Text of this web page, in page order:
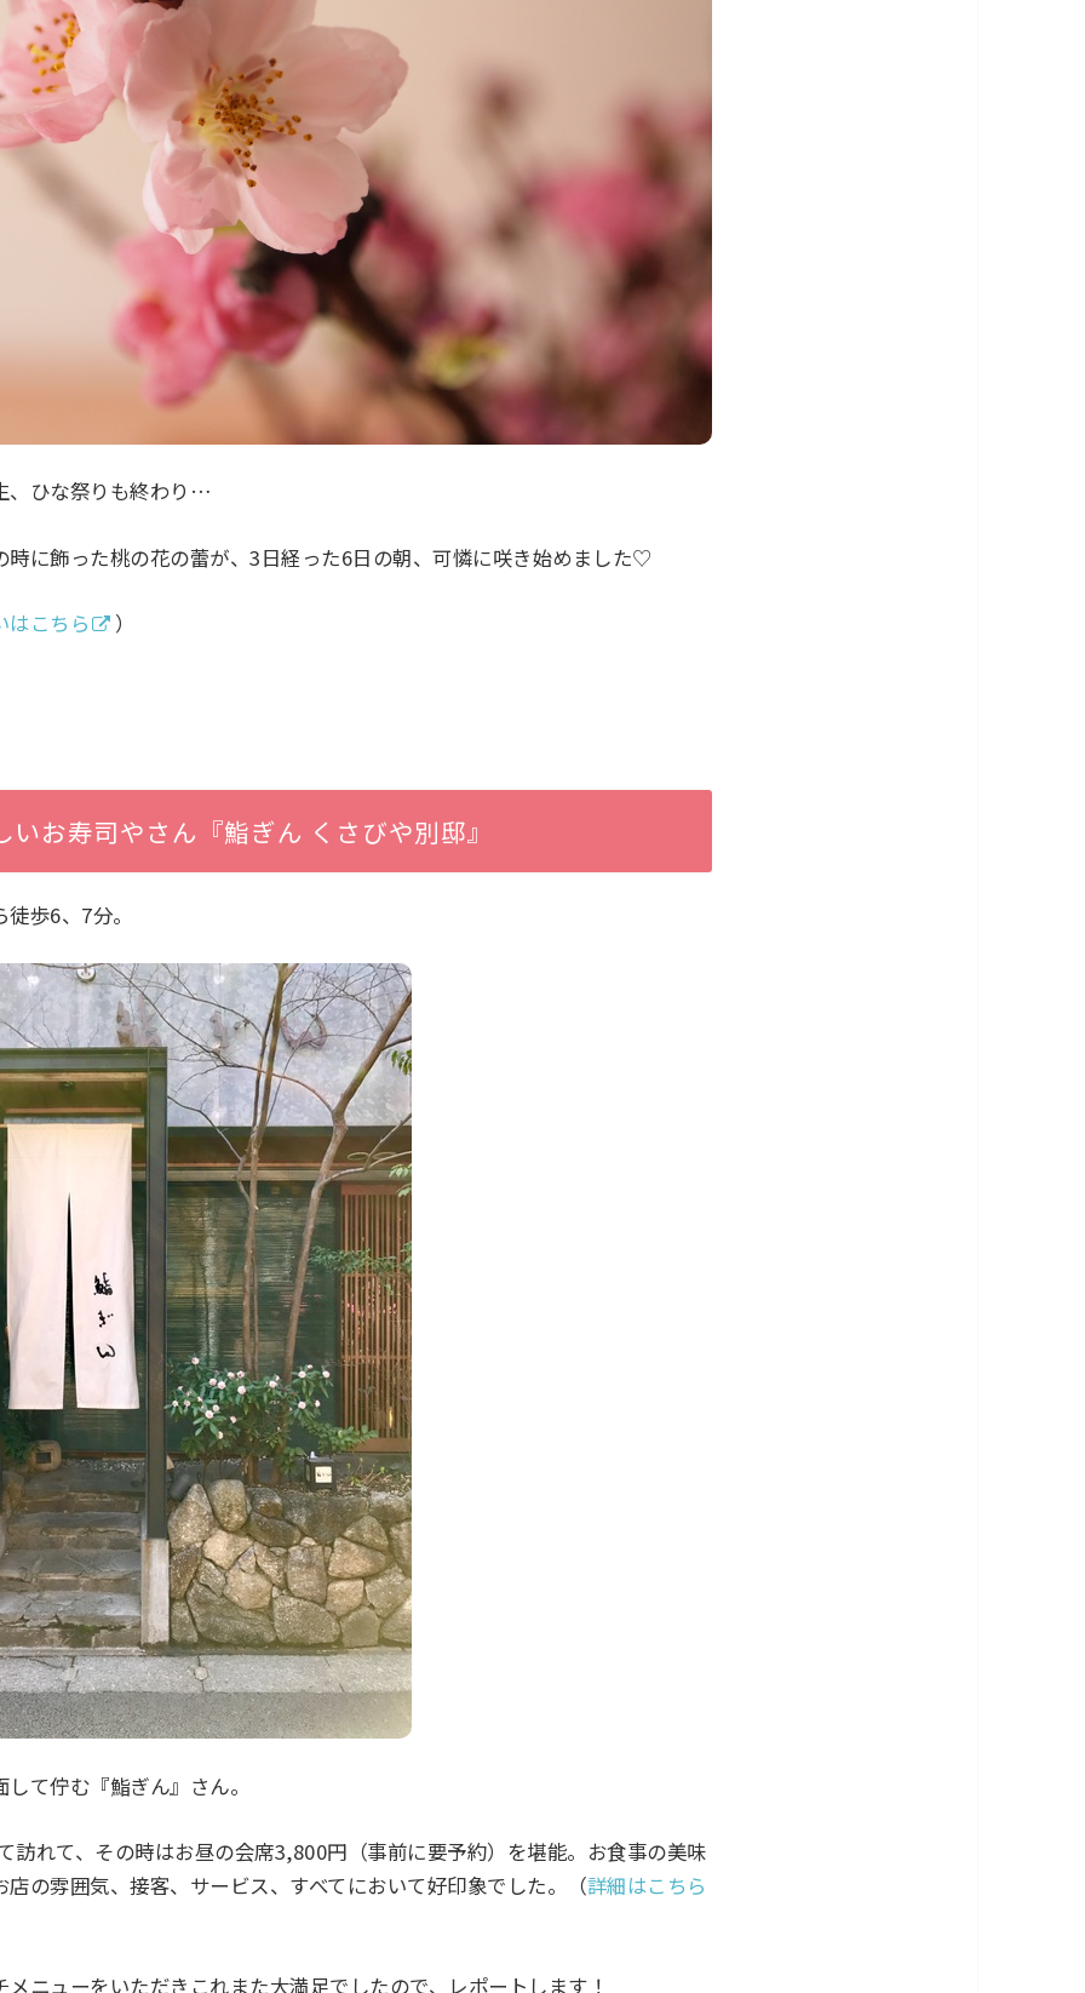
、ひな祭りも終わり…
時に飾った桃の花の蕾が、3日経った6日の朝、可憐に咲き始めました♡
はこちら ）
いお寿司やさん『鮨ぎん くさびや別邸』
歩6、7分。
て佇む『鮨ぎん』さん。
訪れて、その時はお昼の会席3,800円（事前に要予約）を堪能。お食事の美味
店の雰囲気、接客、サービス、すべてにおいて好印象でした。（詳細はこちら
ニューをいただきこれまた大満足でしたので、レポートします！